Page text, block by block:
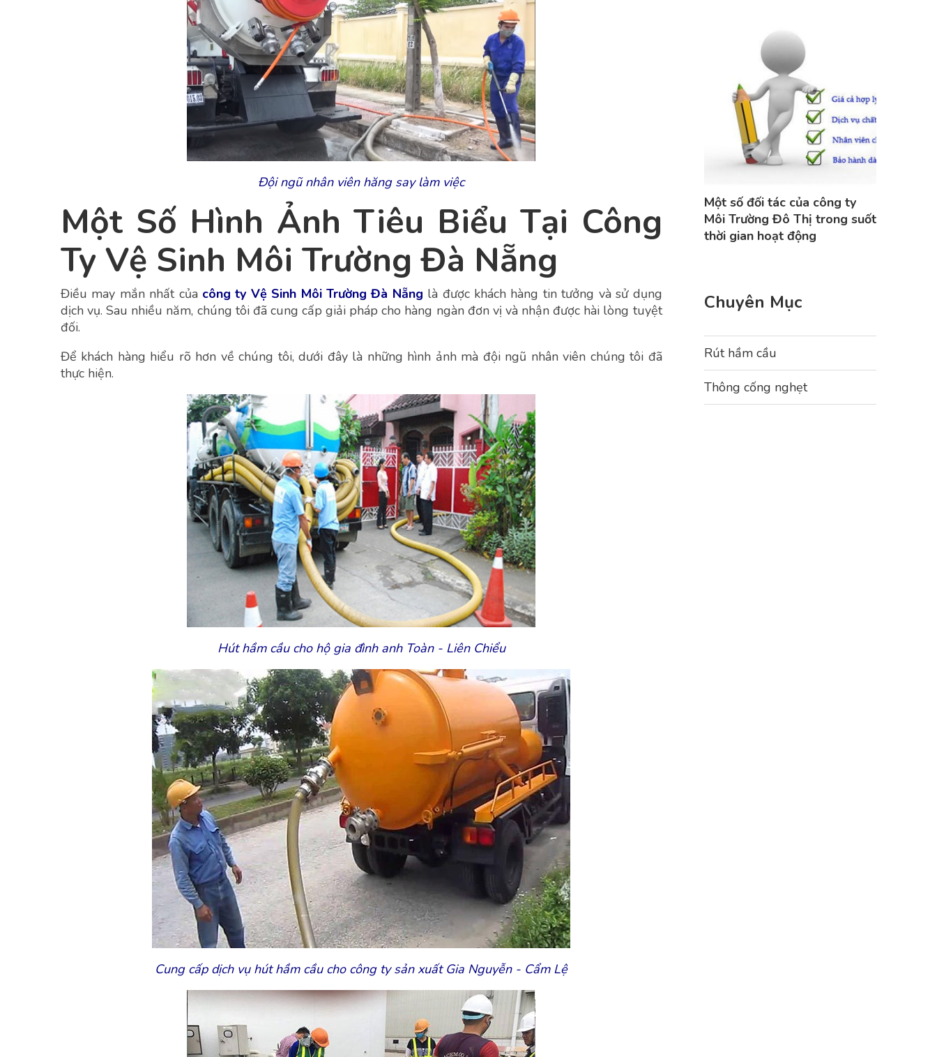
Đội ngũ nhân viên hăng say làm việc
Một Số Hình Ảnh Tiêu Biểu Tại Công
Ty Vệ Sinh Môi Trường Đà Nẵng
Điều may mắn nhất của công ty Vệ Sinh Môi Trường Đà Nẵng là được khách hàng tin tưởng và sử dụng
dịch vụ. Sau nhiều năm, chúng tôi đã cung cấp giải pháp cho hàng ngàn đơn vị và nhận được hài lòng tuyệt
đối.
Để khách hàng hiểu rõ hơn về chúng tôi, dưới đây là những hình ảnh mà đội ngũ nhân viên chúng tôi đã
thực hiện.
Hút hầm cầu cho hộ gia đình anh Toàn - Liên Chiểu
Cung cấp dịch vụ hút hầm cầu cho công ty sản xuất Gia Nguyễn - Cẩm Lệ
Một số đối tác của công ty
Môi Trường Đô Thị trong suốt
thời gian hoạt động
Chuyên Mục
Rút hầm cầu
Thông cống nghẹt